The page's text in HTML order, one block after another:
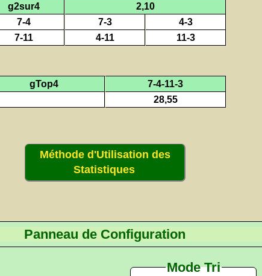
g2sur4
2,10
7-4
7-3
4-3
7-11
4-11 11-3
gTop4
7-4-11-3
28,55
Méthode d'Utilisation des
Statistiques
Panneau de Configuration
Mode Tri